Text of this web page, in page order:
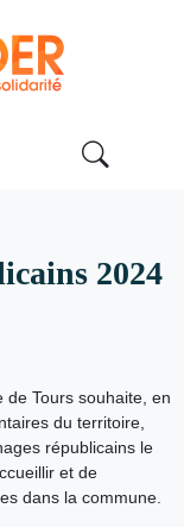
2024
de Tours souhaite, en
du territoire,
républicains le
et de
dans la commune.